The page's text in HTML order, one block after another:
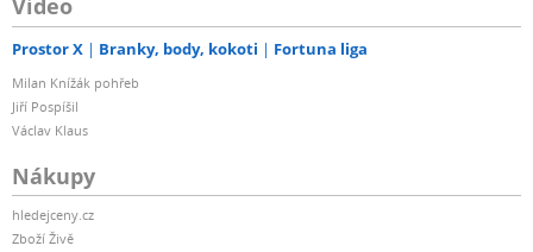
Video
Prostor X Branky, body, kokoti Fortuna liga
Milan Knížák pohřeb
Jiří Pospíšil
Václav Klaus
Nákupy
hledejceny.cz
Zboží Živě